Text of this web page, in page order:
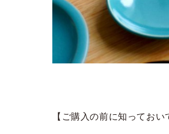
【ご購入の前に知っておい